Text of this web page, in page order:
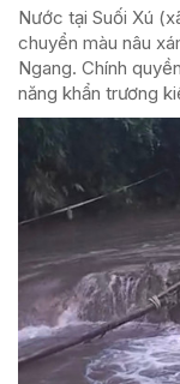
Nước tại Suối Xú
chuyển màu nâu
Ngang. Chính
năng khẩn trương